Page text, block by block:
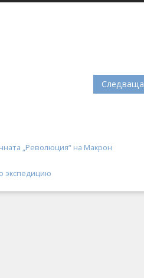
Следваща
„Революция“ на Макрон
экспедицию